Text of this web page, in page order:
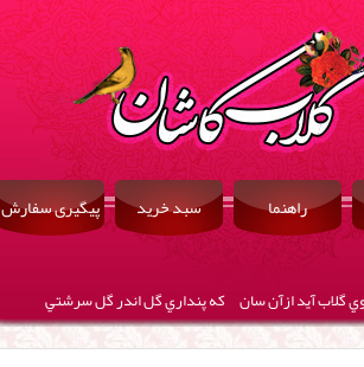
راهنما سبد خرید پیگیری سفارش
گلاب آيد ازآن سان كه پنداري گل اندر گل سرشتي